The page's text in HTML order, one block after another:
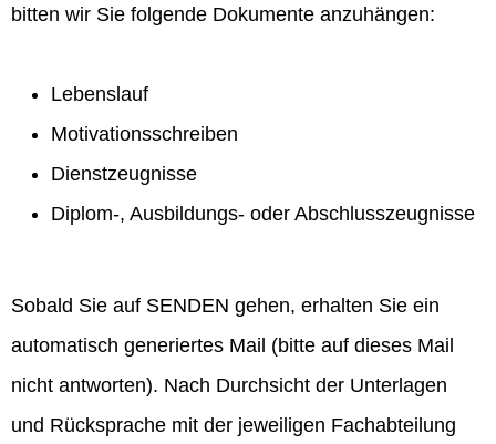
bitten wir Sie folgende Dokumente anzuhängen:
Lebenslauf
Motivationsschreiben
Dienstzeugnisse
Diplom-, Ausbildungs- oder Abschlusszeugnisse
Sobald Sie auf SENDEN gehen, erhalten Sie ein
automatisch generiertes Mail (bitte auf dieses Mail
nicht antworten). Nach Durchsicht der Unterlagen
und Rücksprache mit der jeweiligen Fachabteilung